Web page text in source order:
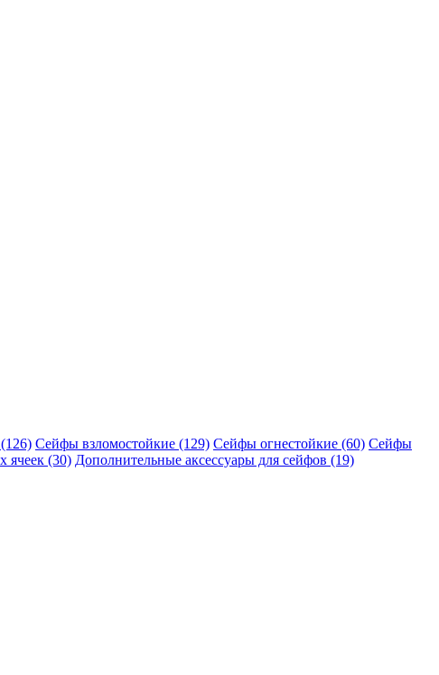
Сейфы взломостойкие (129) Сейфы огнестойкие (60) Сейфы
ячеек (30) Дополнительные аксессуары для сейфов (19)